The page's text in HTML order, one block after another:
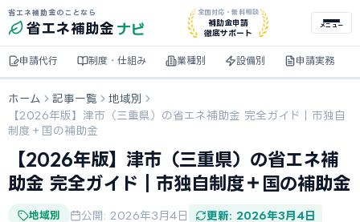
省エネ補助金のことなら
省エネ補助金 ナビ
全国対応・無料相談
補助金申請
徹底サポート
メニュー
申請代行 制度・仕組み 業種別 設備別 申請実務
ホーム 記事一覧
地域別
【2026年版】津市（三重県）の省エネ補助金 完全ガイド｜市独自
制度＋国の補助金
【2026年版】津市（三重県）の省エネ補
助金 完全ガイド｜市独自制度＋国の補助金
地域別 公開: 2026年3月4日 更新: 2026年3月4日